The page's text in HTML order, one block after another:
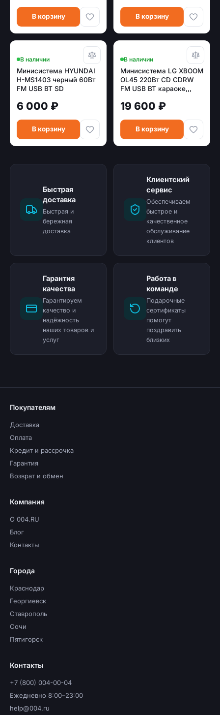
В корзину В корзину
В наличии
Минисистема HYUNDAI
H-MS1403 черный 60Вт
FM USB BT SD
6 000 ₽
В корзину
В наличии
Минисистема LG XBOOM
OL45 220Вт CD CDRW
FM USB BT караоке,,,
19 600 ₽
В корзину
Быстрая
доставка
Быстрая и
бережная
доставка
Клиентский
сервис
Обеспечиваем
быстрое и
качественное
обслуживание
клиентов
Гарантия
качества
Гарантируем
качество и
надёжность
наших товаров и
услуг
Работа в
команде
Подарочные
сертификаты
помогут
поздравить
близких
Покупателям
Доставка
Оплата
Кредит и рассрочка
Гарантия
Возврат и обмен
Компания
О 004.RU
Блог
Контакты
Города
Краснодар
Георгиевск
Ставрополь
Сочи
Пятигорск
Контакты
+7 (800) 004-00-04
Ежедневно 8:00–23:00
help@004.ru